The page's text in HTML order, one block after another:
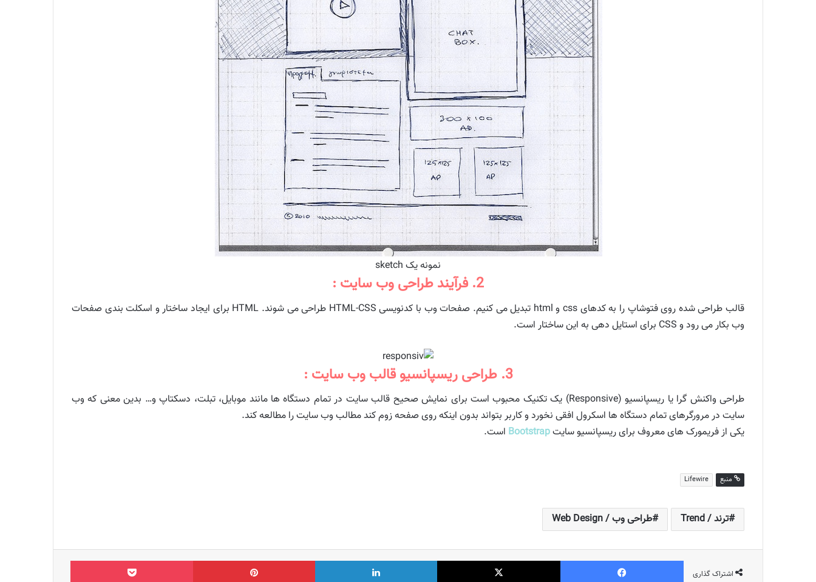
نمونه یک sketch
2. فرآیند طراحی وب سایت :
قالب طراحی شده روی فتوشاپ را به کدهای css و html تبدیل می کنیم. صفحات وب با کدنویسی HTML-CSS طراحی می شوند. HTML برای ایجاد ساختار و اسکلت بندی صفحات
وب بکار می رود و CSS برای استایل دهی به این ساختار است.
3. طراحی ریسپانسیو قالب وب سایت :
طراحی واکنش گرا یا ریسپانسیو (Responsive) یک تکنیک محبوب است برای نمایش صحیح قالب سایت در تمام دستگاه ها مانند موبایل، تبلت، دسکتاپ و… بدین معنی که وب
سایت در مرورگرهای تمام دستگاه ها اسکرول افقی نخورد و کاربر بتواند بدون اینکه روی صفحه زوم کند مطالب وب سایت را مطالعه کند.
یکی از فریمورک های معروف برای ریسپانسیو سایتBootstrap است.
منبع Lifewire
ترند / Trend طراحی وب / Web Design
اشتراک گذاری
فیس بوک X لینکدین ‫پین‌ترست پاکت